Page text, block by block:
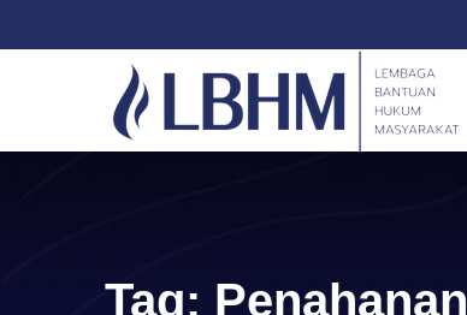
to
Tag: Penahanan